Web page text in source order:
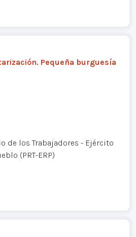
Pequeña burguesía
de los Trabajadores - Ejército
(PRT-ERP)